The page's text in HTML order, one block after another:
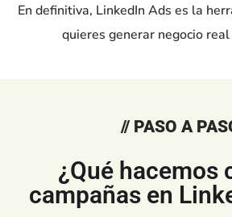
En definitiva, LinkedIn Ads es la
quieres generar negocio
// PASO A
¿Qué hacemos
campañas en